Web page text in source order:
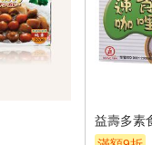
益壽多素